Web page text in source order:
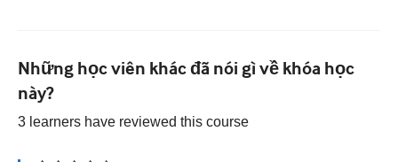
Tiết niệu
Sức khỏe phụ nữ
Những học viên khác đã nói gì về khóa học
này?
3 learners have reviewed this course